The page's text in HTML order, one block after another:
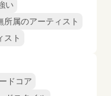
い
所属のアーティスト
スト
ドコア